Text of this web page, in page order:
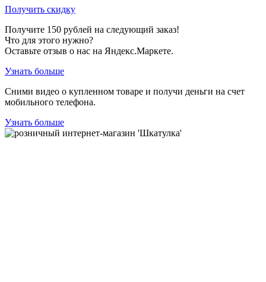
Получить скидку
Получите 150 рублей на следующий заказ!
Что для этого нужно?
Оставьте отзыв о нас на Яндекс.Маркете.
Узнать больше
Сними видео о купленном товаре и получи деньги на счет
мобильного телефона.
Узнать больше